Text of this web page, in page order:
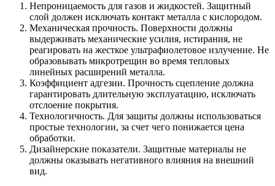
Непроницаемость для газов и жидкостей. Защитный
слой должен исключать контакт металла с кислородом.
Механическая прочность. Поверхности должны
выдерживать механические усилия, истирания, не
реагировать на жесткое ультрафиолетовое излучение. Не
образовывать микротрещин во время тепловых
линейных расширений металла.
Коэффициент адгезии. Прочность сцепление должна
гарантировать длительную эксплуатацию, исключать
отслоение покрытия.
Технологичность. Для защиты должны использоваться
простые технологии, за счет чего понижается цена
обработки.
Дизайнерские показатели. Защитные материалы не
должны оказывать негативного влияния на внешний
вид.